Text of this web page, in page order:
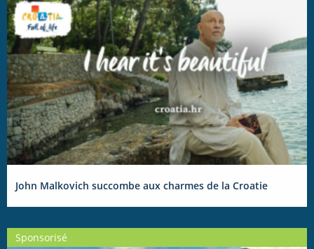
John Malkovich succombe aux charmes de la Croatie
Sponsorisé